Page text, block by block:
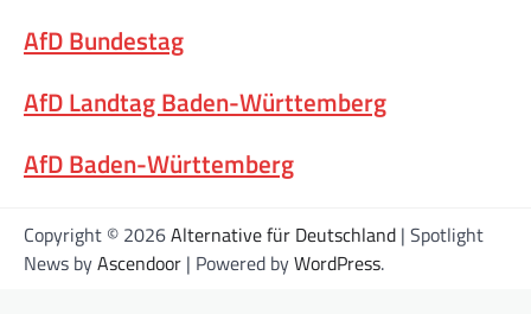
AfD Bundestag
AfD Landtag Baden-Württemberg
AfD Baden-Württemberg
Copyright © 2026Alternative für Deutschland | Spotlight
News byAscendoor | Powered byWordPress.